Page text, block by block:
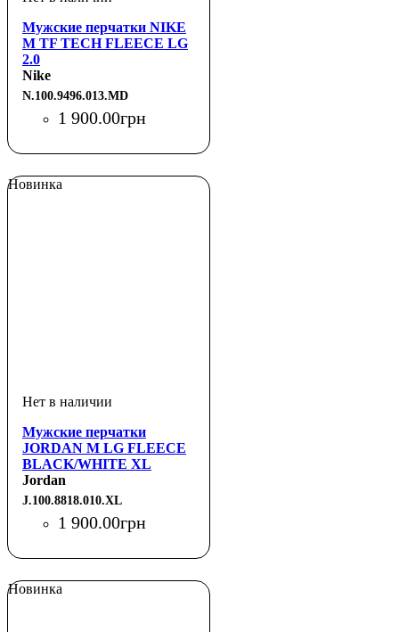
Мужские перчатки NIKE
M TF TECH FLEECE LG
2.0
BLACK/BLACK/BLACK
M
Nike
N.100.9496.013.MD
1 900.00грн
Новинка
Мужские перчатки
JORDAN M LG FLEECE
BLACK/WHITE XL
Jordan
J.100.8818.010.XL
1 900.00грн
Новинка